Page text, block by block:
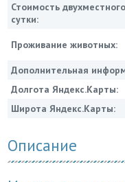
Стоимость
сутки:
Проживание животных:
Дополнительная
Долгота Яндекс.Карты:
Широта Яндекс.Карты:
Описание